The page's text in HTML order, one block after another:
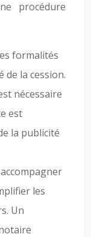
procédure
formalités
la cession.
nécessaire
est
la publicité
les
Un